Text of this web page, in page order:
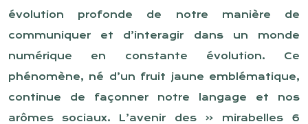
évolution profonde de notre manière de
communiquer et d’interagir dans un monde
numérique en constante évolution. Ce
phénomène, né d’un fruit jaune emblématique,
continue de façonner notre langage et nos
arômes sociaux. L’avenir des « mirabelles 6